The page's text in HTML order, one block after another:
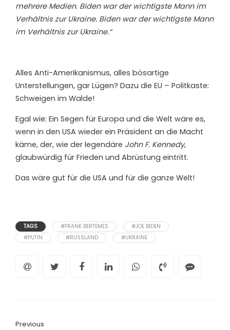
mehrere Medien. Biden war der wichtigste Mann im
Verhältnis zur Ukraine. Biden war der wichtigste Mann
im Verhältnis zur Ukraine.“
Alles Anti-Amerikanismus, alles bösartige
Unterstellungen, gar Lügen? Dazu die EU – Politkaste:
Schweigen im Walde!
Egal wie: Ein Segen für Europa und die Welt wäre es,
wenn in den USA wieder ein Präsident an die Macht
käme, der, wie der legendäre John F. Kennedy,
glaubwürdig für Frieden und Abrüstung eintritt.
Das wäre gut für die USA und für die ganze Welt!
TAGS #FRANK BERTEMES
#JOE BIDEN
#PUTIN
#RUSSLAND #UKRAINE
Previous